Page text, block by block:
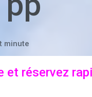
minute
réservez